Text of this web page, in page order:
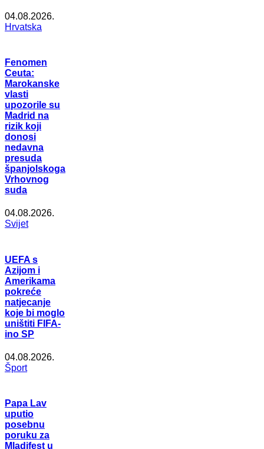
04.08.2026.
Hrvatska
Fenomen
Ceuta:
Marokanske
vlasti
upozorile su
Madrid na
rizik koji
donosi
nedavna
presuda
španjolskoga
Vrhovnog
suda
04.08.2026.
Svijet
UEFA s
Azijom i
Amerikama
pokreće
natjecanje
koje bi moglo
uništiti FIFA-
ino SP
04.08.2026.
Šport
Papa Lav
uputio
posebnu
poruku za
Mladifest u